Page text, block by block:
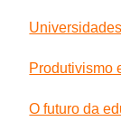
Produtivismo
O futuro da